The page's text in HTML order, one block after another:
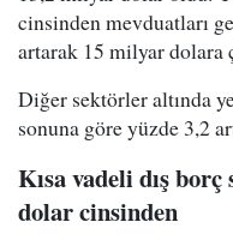
cinsinden mevduatları
artarak 15 milyar dolara
Diğer sektörler altında
sonuna göre yüzde 3,2
Kısa vadeli dış
dolar cinsinden